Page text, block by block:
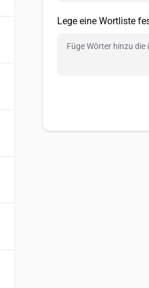
Lege eine Wortliste